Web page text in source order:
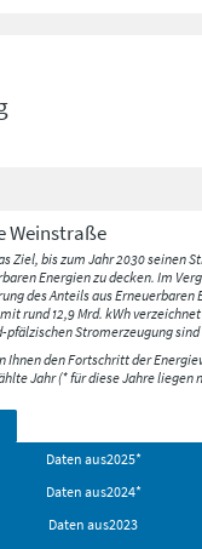
Weinstraße
Ziel, bis zum Jahr 2030 seinen
Energien zu decken. Im
des Anteils aus Erneuerbaren
rund 12,9 Mrd. kWh
Stromerzeugung sind
Ihnen den Fortschritt der
Jahr (* für diese Jahre liegen
Daten aus2025*
Daten aus2024*
Daten aus2023